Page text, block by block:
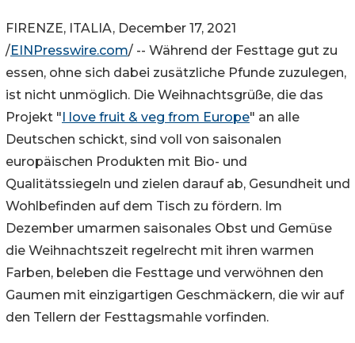
FIRENZE, ITALIA, December 17, 2021
/EINPresswire.com/ -- Während der Festtage gut zu
essen, ohne sich dabei zusätzliche Pfunde zuzulegen,
ist nicht unmöglich. Die Weihnachtsgrüße, die das
Projekt " I love fruit & veg from Europe" an alle
Deutschen schickt, sind voll von saisonalen
europäischen Produkten mit Bio- und
Qualitätssiegeln und zielen darauf ab, Gesundheit und
Wohlbefinden auf dem Tisch zu fördern. Im
Dezember umarmen saisonales Obst und Gemüse
die Weihnachtszeit regelrecht mit ihren warmen
Farben, beleben die Festtage und verwöhnen den
Gaumen mit einzigartigen Geschmäckern, die wir auf
den Tellern der Festtagsmahle vorfinden.